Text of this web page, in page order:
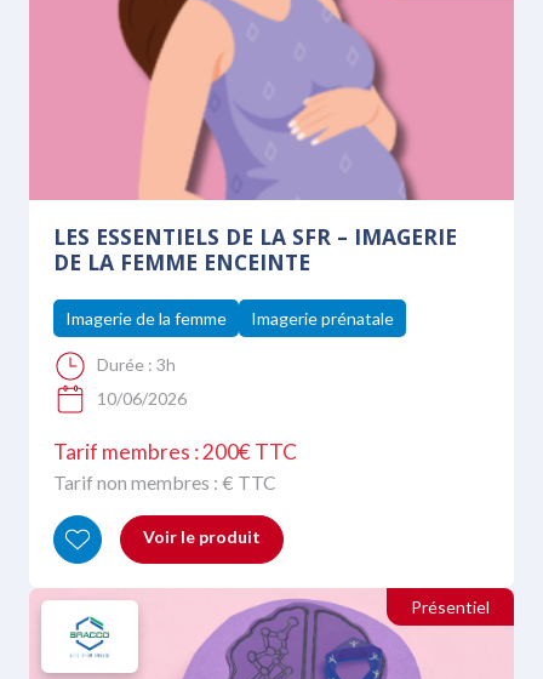
LES ESSENTIELS DE LA SFR – IMAGERIE
DE LA FEMME ENCEINTE
Imagerie de la femme Imagerie prénatale
Durée : 3h
10/06/2026
Tarif membres : 200€ TTC
Tarif non membres : € TTC
Voir le produit
Présentiel